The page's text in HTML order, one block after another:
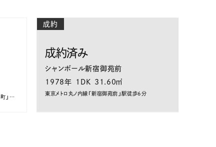
東京メトロ千代田・東西・半蔵門・丸ノ内線「大手町」駅徒歩6分
成約
成約済み
シャンボール新宿御苑前
1978年
1DK 31.60㎡
東京メトロ丸ノ内線「新宿御苑前」駅徒歩6分